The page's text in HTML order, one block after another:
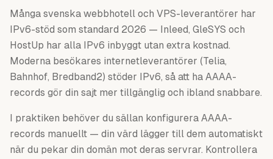
Många svenska webbhotell och VPS-leverantörer har
IPv6-stöd som standard 2026 — Inleed, GleSYS och
HostUp har alla IPv6 inbyggt utan extra kostnad.
Moderna besökares internetleverantörer (Telia,
Bahnhof, Bredband2) stöder IPv6, så att ha AAAA-
records gör din sajt mer tillgänglig och ibland snabbare.
I praktiken behöver du sällan konfigurera AAAA-
records manuellt — din värd lägger till dem automatiskt
när du pekar din domän mot deras servrar. Kontrollera